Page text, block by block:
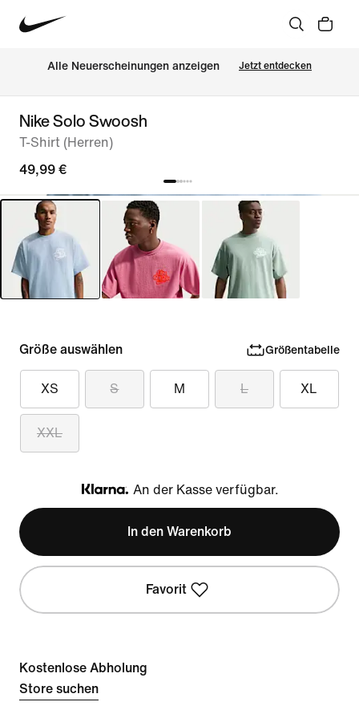
Alle Neuerscheinungen anzeigen Jetzt entdecken
Nike Solo Swoosh
T-Shirt (Herren)
49,99 €
Größe auswählen Größentabelle
XS S M L XL
XXL
Klarna
An der Kasse verfügbar.
In den Warenkorb
Favorit
Kostenlose Abholung
Store suchen